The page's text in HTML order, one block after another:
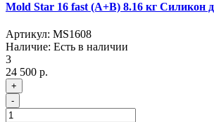
Mold Star 16 fast (A+B) 8.16 кг Силикон
Артикул: MS1608
Наличие: Есть в наличии
3
24 500 р.
+
-